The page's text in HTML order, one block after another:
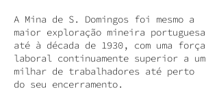
A Mina de S. Domingos foi mesmo a
maior exploração mineira portuguesa
até à década de 1930, com uma força
laboral continuamente superior a um
milhar de trabalhadores até perto
do seu encerramento.